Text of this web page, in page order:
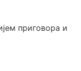
приговора и